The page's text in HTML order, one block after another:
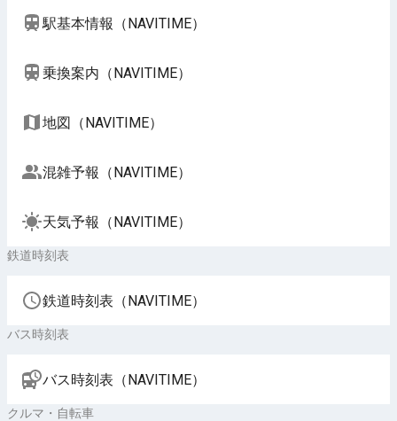
駅基本情報（NAVITIME）
乗換案内（NAVITIME）
地図（NAVITIME）
混雑予報（NAVITIME）
天気予報（NAVITIME）
鉄道時刻表
鉄道時刻表（NAVITIME）
バス時刻表
バス時刻表（NAVITIME）
クルマ・自転車